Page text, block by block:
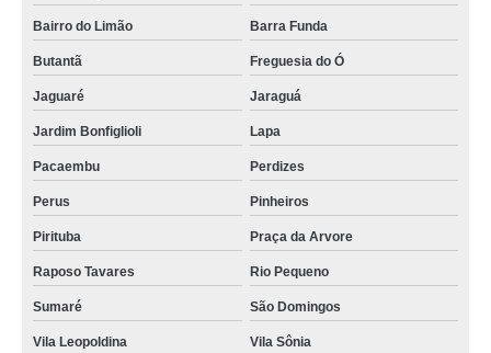
Bairro do Limão Barra Funda
Butantã Freguesia do Ó
Jaguaré Jaraguá
Jardim Bonfiglioli Lapa
Pacaembu Perdizes
Perus Pinheiros
Pirituba Praça da Arvore
Raposo Tavares Rio Pequeno
Sumaré São Domingos
Vila Leopoldina Vila Sônia